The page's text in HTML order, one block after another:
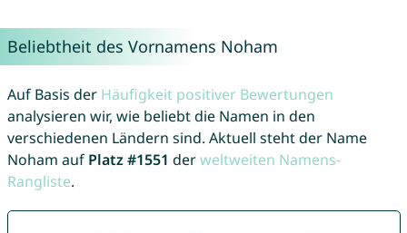
Beliebtheit des Vornamens Noham
Auf Basis der Häufigkeit positiver Bewertungen
analysieren wir, wie beliebt die Namen in den
verschiedenen Ländern sind. Aktuell steht der Name
Noham auf Platz #1551 derweltweiten Namens-
Rangliste.